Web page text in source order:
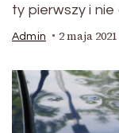
ty pierwszy i
Admin 2 maja 2021